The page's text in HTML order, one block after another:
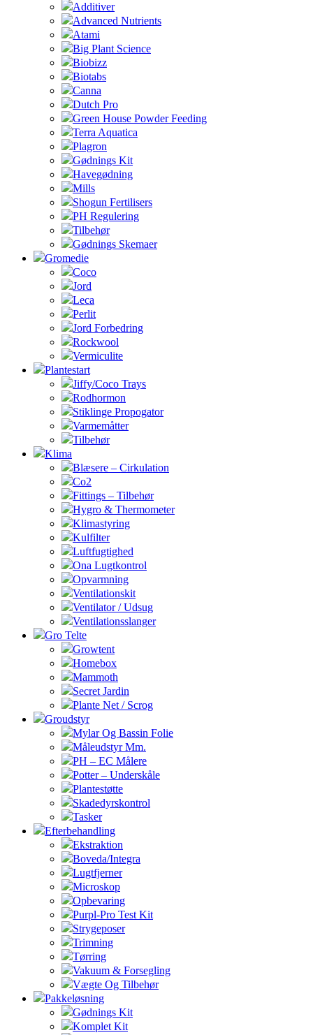
Additiver
Advanced Nutrients
Atami
Big Plant Science
Biobizz
Biotabs
Canna
Dutch Pro
Green House Powder Feeding
Terra Aquatica
Plagron
Gødnings Kit
Havegødning
Mills
Shogun Fertilisers
PH Regulering
Tilbehør
Gødnings Skemaer
Gromedie
Coco
Jord
Leca
Perlit
Jord Forbedring
Rockwool
Vermiculite
Plantestart
Jiffy/Coco Trays
Rodhormon
Stiklinge Propogator
Varmemåtter
Tilbehør
Klima
Blæsere – Cirkulation
Co2
Fittings – Tilbehør
Hygro & Thermometer
Klimastyring
Kulfilter
Luftfugtighed
Ona Lugtkontrol
Opvarmning
Ventilationskit
Ventilator / Udsug
Ventilationsslanger
Gro Telte
Growtent
Homebox
Mammoth
Secret Jardin
Plante Net / Scrog
Groudstyr
Mylar Og Bassin Folie
Måleudstyr Mm.
PH – EC Målere
Potter – Underskåle
Plantestøtte
Skadedyrskontrol
Tasker
Efterbehandling
Ekstraktion
Boveda/Integra
Lugtfjerner
Microskop
Opbevaring
Purpl-Pro Test Kit
Strygeposer
Trimning
Tørring
Vakuum & Forsegling
Vægte Og Tilbehør
Pakkeløsning
Gødnings Kit
Komplet Kit